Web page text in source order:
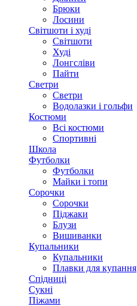
Брюки
Лосини
Світшоти і худі
Світшоти
Худі
Лонгсліви
Пайти
Светри
Светри
Водолазки і гольфи
Костюми
Всі костюми
Спортивні
Школа
Футболки
Футболки
Майки і топи
Сорочки
Сорочки
Піджаки
Блузи
Вишиванки
Купальники
Купальники
Плавки для купання
Спідниці
Сукні
Піжами